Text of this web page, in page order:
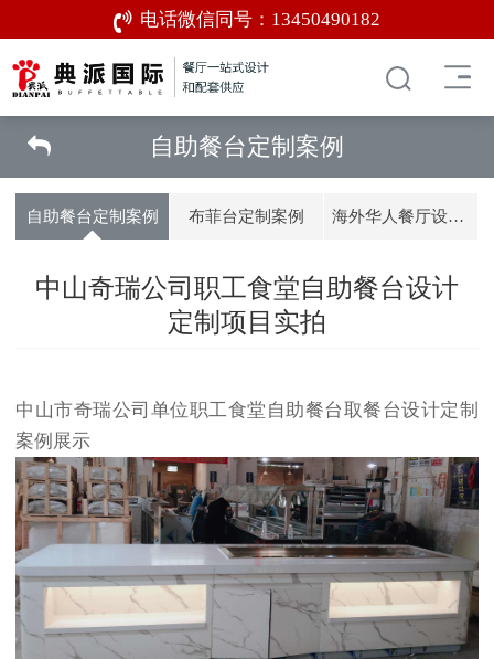
电话微信同号： 13450490182
自助餐台定制案例
自助餐台定制案例 布菲台定制案例 海外华人餐厅设计案例
中山奇瑞公司职工食堂自助餐台设计
定制项目实拍
中山市奇瑞公司单位职工食堂自助餐台取餐台设计定制
案例展示